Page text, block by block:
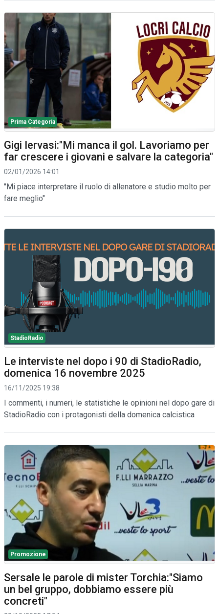
Prima Categoria
Gigi Iervasi:"Mi manca il gol. Lavoriamo per
far crescere i giovani e salvare la categoria"
02/01/2026 14:01
"Mi piace interpretare il ruolo di allenatore e studio molto per
fare meglio"
StadioRadio
Le interviste nel dopo i 90 di StadioRadio,
domenica 16 novembre 2025
16/11/2025 19:38
I commenti, i numeri, le statistiche le opinioni nel dopo gare di
StadioRadio con i protagonisti della domenica calcistica
Promozione
Sersale le parole di mister Torchia:"Siamo
un bel gruppo, dobbiamo essere più
concreti"